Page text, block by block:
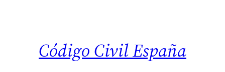
Código Civil España